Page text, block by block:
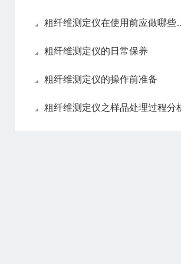
粗纤维测定仪在使用前应做哪些准备？
粗纤维测定仪的日常保养
粗纤维测定仪的操作前准备
粗纤维测定仪之样品处理过程分